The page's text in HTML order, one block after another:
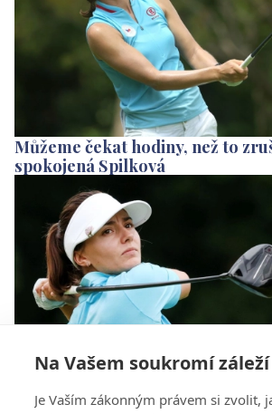
Na Vašem soukromí záleží
Je Vaším zákonným právem si zvolit,
Můžeme čekat hodiny, než to
spokojená Spilková
Spilková v paru, Nelly Korda má